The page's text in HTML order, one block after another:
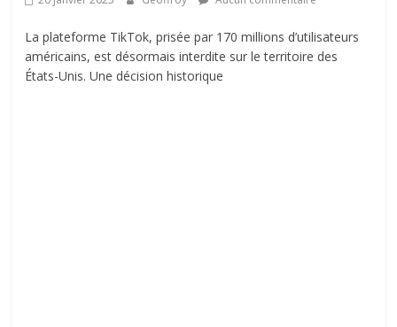
La plateforme TikTok, prisée par 170 millions d’utilisateurs
américains, est désormais interdite sur le territoire des
États-Unis. Une décision historique